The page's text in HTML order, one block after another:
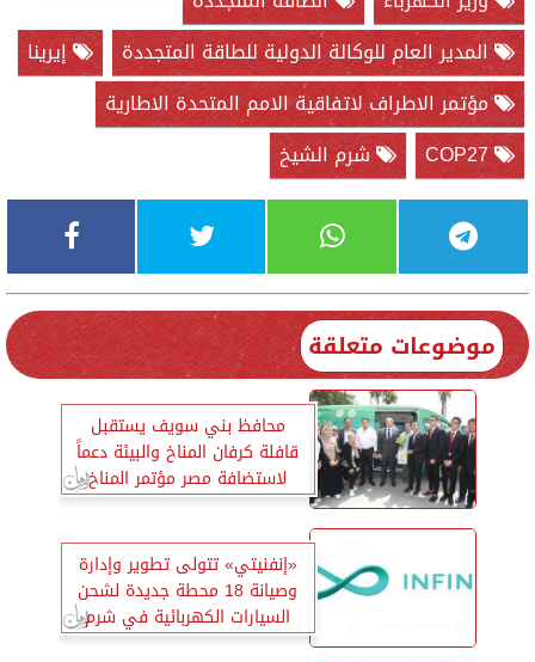
المدير العام للوكالة الدولية للطاقة المتجددة
إيرينا
مؤتمر الاطراف لاتفاقية الامم المتحدة الاطارية
COP27
شرم الشيخ
موضوعات متعلقة
محافظ بني سويف يستقبل
قافلة كرفان المناخ والبيئة دعماً
لاستضافة مصر مؤتمر المناخ
cop27
«إنفنيتي» تتولى تطوير وإدارة
وصيانة 18 محطة جديدة لشحن
السيارات الكهربائية في شرم
الشيخ